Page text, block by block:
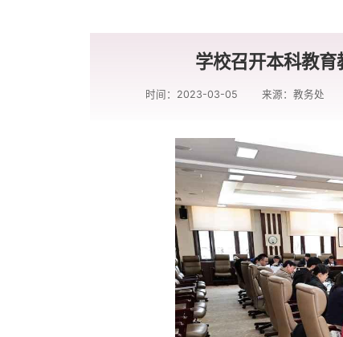
学校召开本科教
时间：2023-03-05 来源：教务处